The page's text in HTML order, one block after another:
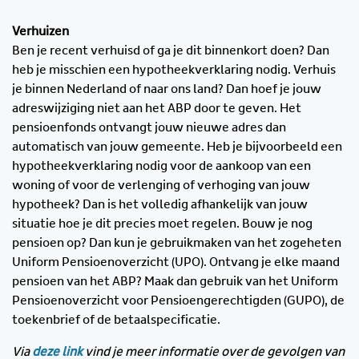
Verhuizen
Ben je recent verhuisd of ga je dit binnenkort doen? Dan
heb je misschien een hypotheekverklaring nodig. Verhuis
je binnen Nederland of naar ons land? Dan hoef je jouw
adreswijziging niet aan het ABP door te geven. Het
pensioenfonds ontvangt jouw nieuwe adres dan
automatisch van jouw gemeente. Heb je bijvoorbeeld een
hypotheekverklaring nodig voor de aankoop van een
woning of voor de verlenging of verhoging van jouw
hypotheek? Dan is het volledig afhankelijk van jouw
situatie hoe je dit precies moet regelen. Bouw je nog
pensioen op? Dan kun je gebruikmaken van het zogeheten
Uniform Pensioenoverzicht (UPO). Ontvang je elke maand
pensioen van het ABP? Maak dan gebruik van het Uniform
Pensioenoverzicht voor Pensioengerechtigden (GUPO), de
toekenbrief of de betaalspecificatie.
Viadeze linkvind je meer informatie over de gevolgen van